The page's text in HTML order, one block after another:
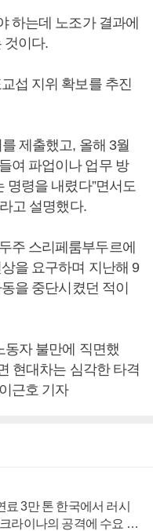
하는데 노조가 결과에
것이다.
섭 지위 확보를 추진
제출했고, 올해 3월
여 파업이나 업무 방
명령을 내렸다”면서도
고 설명했다.
주 스리페룸부두르에
을 요구하며 지난해 9
을 중단시켰던 적이
동자 불만에 직면했
현대차는 심각한 타격
근호 기자
료 3만 톤 한국에서 러시
라이나의 공격에 수요 늘